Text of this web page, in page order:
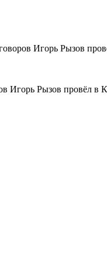
Игорь Рызов
Игорь Рызов провёл в